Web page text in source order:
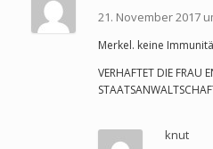
21. November 2017
Merkel. keine
VERHAFTET DIE FRAU
knut